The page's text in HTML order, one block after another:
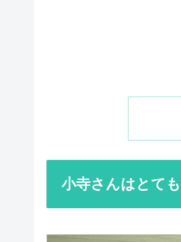
小寺さんはとて